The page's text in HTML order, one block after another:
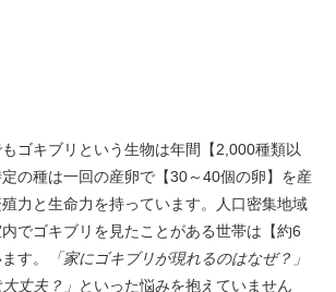
ゴキブリという生物は年間【2,000種類以
定の種は一回の産卵で【30～40個の卵】を産
力と生命力を持っています。人口密集地域
でゴキブリを見たことがある世帯は【約6
す。
「家にゴキブリが現れるのはなぜ？」
丈夫？」 といった悩みを抱えていません